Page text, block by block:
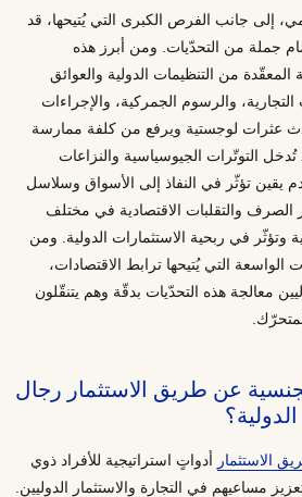
إلى جانب الفرص الكبرى التي يُتيحها، قد
جملة من التحدّيات. ومن أبرز هذه
المعقّدة من التنظيمات الدولية والعوائق
والرسوم الجمركية، والإجراءات
عثرات لوجستية ويرفع من كلفة ممارسة
التوتّرات الجيوسياسية والنزاعات
يقين تؤثّر في النفاذ إلى الأسواق وسلاسل
الصرف والتقلبات الاقتصادية في مختلف
وتؤثّر في ربحية الاستثمارات الدولية. ومن
الواسعة التي يُتيحها ترابط الاقتصادات،
معالجة هذه التحدّيات بدقّة وهم يتنقّلون
عن طريق الاستثمار رجال
الاستثمار أدواتٍ استراتيجية للأفراد ذوي
مساعيهم في التجارة والاستثمار الدوليين.